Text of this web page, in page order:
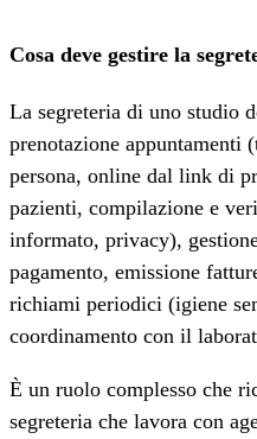
Cosa deve gestire la
La segreteria di uno studio
prenotazione appuntamenti
persona, online dal link di
pazienti, compilazione e
informato, privacy),
pagamento, emissione
richiami periodici (igiene
coordinamento con il
È un ruolo complesso che
segreteria che lavora con